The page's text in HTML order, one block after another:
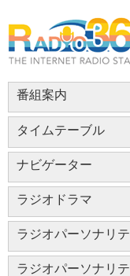
番組案内
タイムテーブル
ナビゲーター
ラジオドラマ
ラジオパーソナリ
ラジオパーソナリ